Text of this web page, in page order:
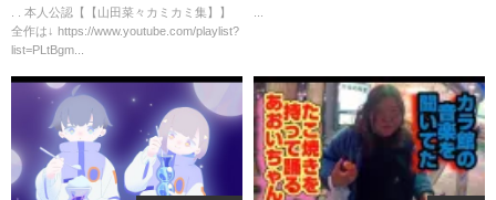
【東大生】
. . 本人公認【【山田菜々カミカミ集】】
全作は↓ https://www.youtube.com/playlist?
list=PLtBgm...